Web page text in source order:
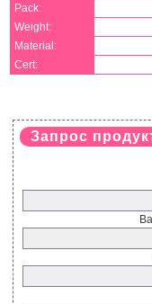
Pack:
Weight:
Material:
Cert:
Запрос